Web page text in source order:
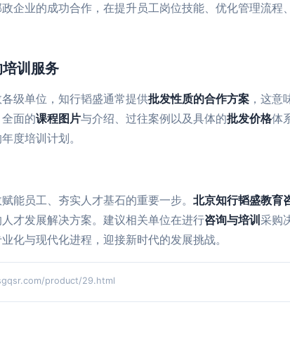
政企业的成功合作，在提升员工岗位技能、优化管理流
训服务
级单位，知行韬盛通常提供批发性质的合作方案 ，这
面的课程图片与介绍、过往案例以及具体的批发价格体
度培训计划。
能员工、夯实人才基石的重要一步。 北京知行韬盛教育
才发展解决方案。建议相关单位在进行咨询与培训 采购
化与现代化进程，迎接新时代的发展挑战。
product/29.html